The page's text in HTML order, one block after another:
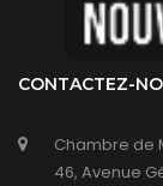
CONTACTEZ-
Chambre de
46, Avenue